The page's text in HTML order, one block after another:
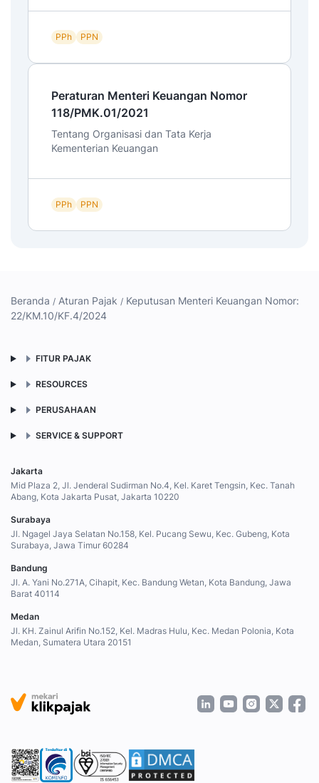
PPh PPN
Peraturan Menteri Keuangan Nomor
118/PMK.01/2021
Tentang Organisasi dan Tata Kerja
Kementerian Keuangan
PPh PPN
Beranda Aturan Pajak
Keputusan Menteri Keuangan Nomor:
22/KM.10/KF.4/2024
FITUR PAJAK
RESOURCES
PERUSAHAAN
SERVICE & SUPPORT
Jakarta
Mid Plaza 2, Jl. Jenderal Sudirman No.4, Kel. Karet Tengsin, Kec. Tanah
Abang, Kota Jakarta Pusat, Jakarta 10220
Surabaya
Jl. Ngagel Jaya Selatan No.158, Kel. Pucang Sewu, Kec. Gubeng, Kota
Surabaya, Jawa Timur 60284
Bandung
Jl. A. Yani No.271A, Cihapit, Kec. Bandung Wetan, Kota Bandung, Jawa
Barat 40114
Medan
Jl. KH. Zainul Arifin No.152, Kel. Madras Hulu, Kec. Medan Polonia, Kota
Medan, Sumatera Utara 20151